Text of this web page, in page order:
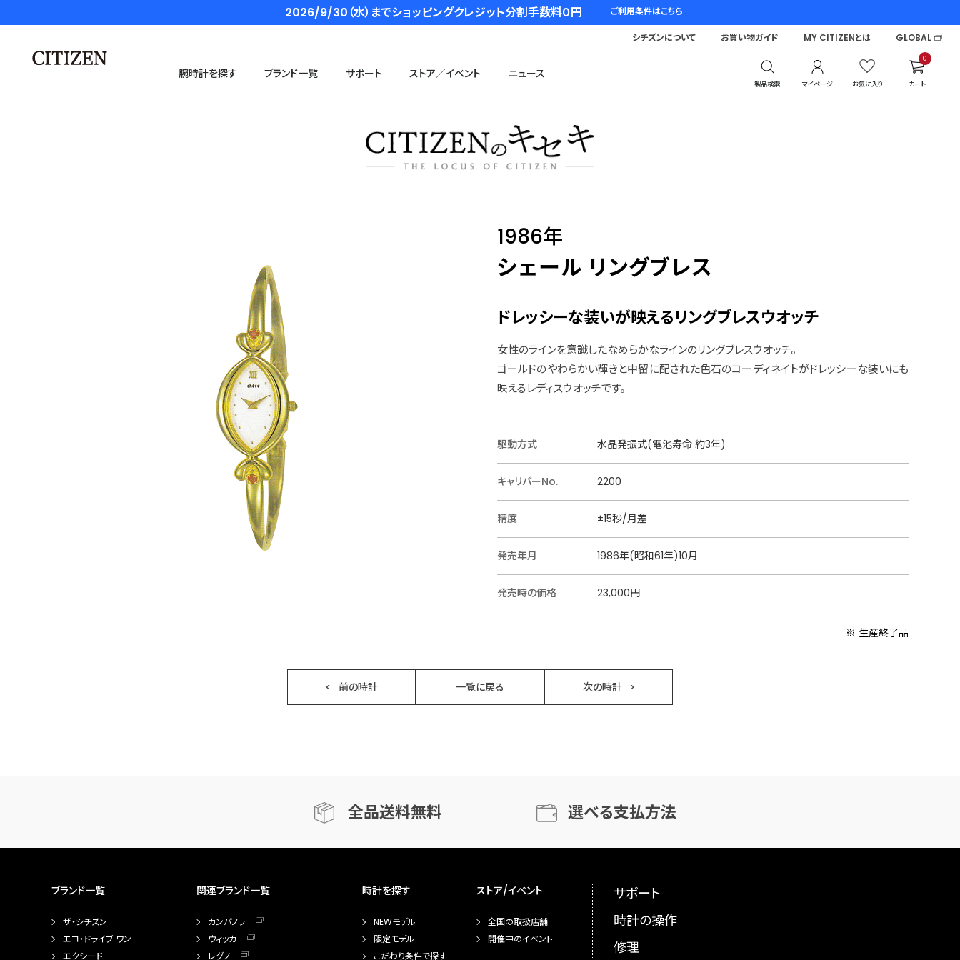
2026/9/30（水）までショッピングクレジット分割手数料０円 ご利用条件はこちら
腕時計を探す ブランド一覧 サポート ストア／イベント ニュース
製品検索 マイページ お気に入り
0
カート
シチズンについて お買い物ガイド MY CITIZENとは GLOBAL
1986年
シェール リングブレス
ドレッシーな装いが映えるリングブレスウオッチ
女性のラインを意識したなめらかなラインのリングブレスウオッチ。
ゴールドのやわらかい輝きと中留に配された色石のコーディネイトがドレッシーな装いにも
映えるレディスウオッチです。
駆動方式 水晶発振式(電池寿命 約3年)
キャリバーNo. 2200
精度 ±15秒/月差
発売年月 1986年(昭和61年)10月
発売時の価格 23,000円
※ 生産終了品
前の時計 一覧に戻る 次の時計
全品送料無料 選べる支払方法
ブランド一覧
ザ・シチズン
エコ・ドライブ ワン
エクシード
関連ブランド一覧
カンパノラ
ウィッカ
レグノ
時計を探す
NEWモデル
限定モデル
こだわり条件で探す
ストア/イベント
全国の取扱店舗
開催中のイベント
サポート
時計の操作
修理